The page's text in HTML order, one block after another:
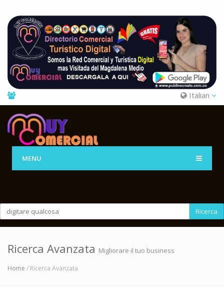
Italian
MENU
Ricerca
Ricerca Avanzata Migliorare il tuo business
Home / Ricerca Avanzata